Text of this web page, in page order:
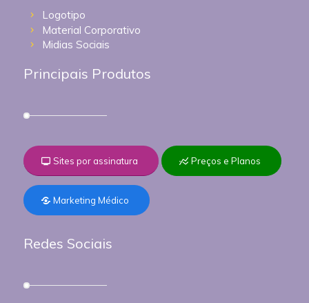
Logotipo
Material Corporativo
Midias Sociais
Principais Produtos
Sites por assinatura Preços e Planos
Marketing Médico
Redes Sociais